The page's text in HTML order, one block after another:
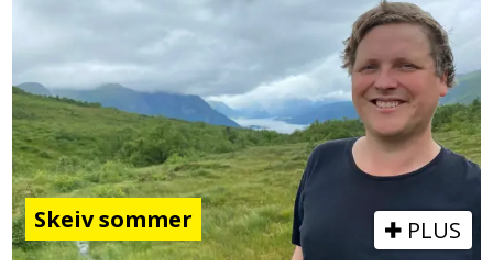
Skeiv sommer PLUS